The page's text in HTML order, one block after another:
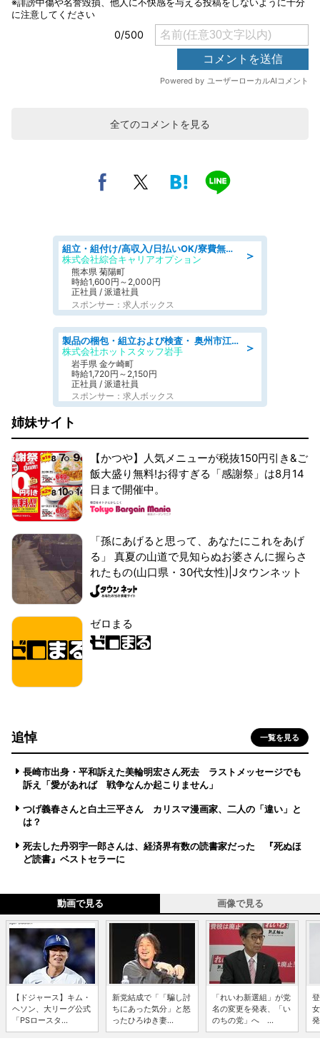
全てのコメントを見る
＞
組立・組付け/高収入/日払いOK/寮費無料/交替制/20・30・40代活躍中
株式会社綜合キャリアオプション
熊本県 菊陽町
時給1,600円～2,000円
正社員 / 派遣社員
スポンサー：求人ボックス
＞
製品の梱包・組立および検査・ 奥州市江刺/大手企業で長期安定 梱包・検査・組立/半年経過毎に5万円の報奨金有
株式会社ホットスタッフ岩手
岩手県 金ケ崎町
時給1,720円～2,150円
正社員 / 派遣社員
スポンサー：求人ボックス
姉妹サイト
【かつや】人気メニューが税抜150円引き&ご
飯大盛り無料!お得すぎる「感謝祭」は8月14
日まで開催中。
「孫にあげると思って、あなたにこれをあげ
る」 真夏の山道で見知らぬお婆さんに握らさ
れたもの(山口県・30代女性)|Jタウンネット
ゼロまる
追悼 一覧を見る
長崎市出身・平和訴えた美輪明宏さん死去 ラストメッセージでも
訴え「愛があれば 戦争なんか起こりません」
つげ義春さんと白土三平さん カリスマ漫画家、二人の「違い」と
は？
死去した丹羽宇一郎さんは、経済界有数の読書家だった 『死ぬほ
ど読書』ベストセラーに
動画で見る 画像で見る
【ドジャース】キム・
ヘソン、大リーグ公式
「PSロースタ...
新党結成で「「騙し討
ちにあった気分」と怒
ったひろゆき妻...
「れいわ新選組」が党
名の変更を発表、「い
のちの党」へ ...